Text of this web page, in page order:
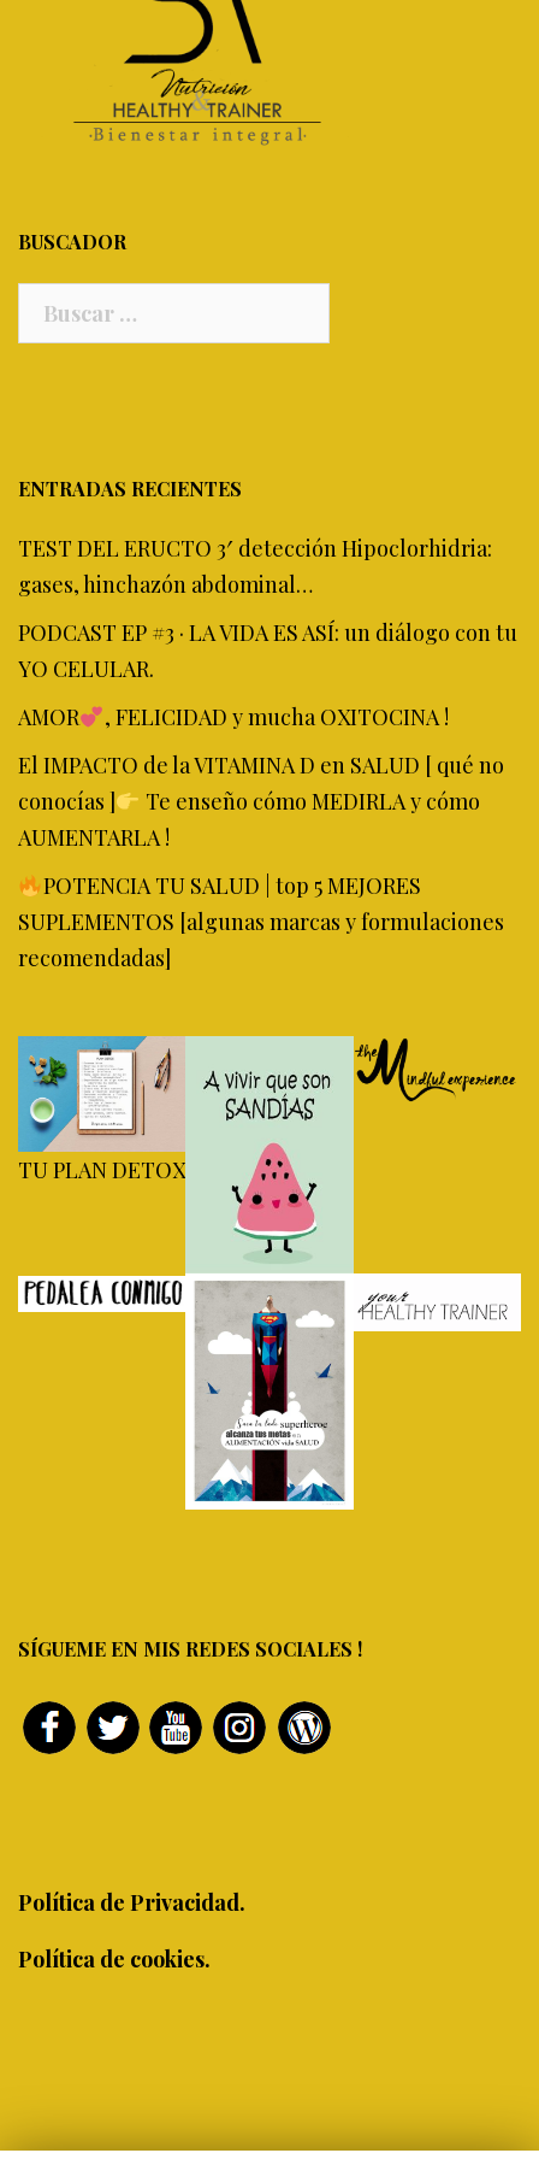
BUSCADOR
Buscar:
ENTRADAS RECIENTES
TEST DEL ERUCTO 3′ detección Hipoclorhidria:
gases, hinchazón abdominal…
PODCAST EP #3 · LA VIDA ES ASÍ: un diálogo con tu
YO CELULAR.
AMOR
, FELICIDAD y mucha OXITOCINA !
El IMPACTO de la VITAMINA D en SALUD [ qué no
conocías ]
Te enseño cómo MEDIRLA y cómo
AUMENTARLA !
POTENCIA TU SALUD | top 5 MEJORES
SUPLEMENTOS [algunas marcas y formulaciones
recomendadas]
TU PLAN DETOX
SÍGUEME EN MIS REDES SOCIALES !
Política de Privacidad.
Política de cookies.